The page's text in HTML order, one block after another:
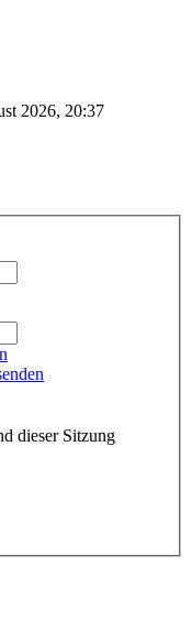
2026, 20:37
dieser Sitzung